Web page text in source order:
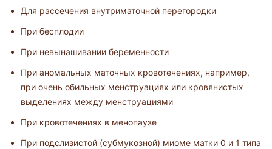
Для рассечения внутриматочной перегородки
При бесплодии
При невынашивании беременности
При аномальных маточных кровотечениях, например,
при очень обильных менструациях или кровянистых
выделениях между менструациями
При кровотечениях в менопаузе
При подслизистой (субмукозной) миоме матки 0 и 1 типа